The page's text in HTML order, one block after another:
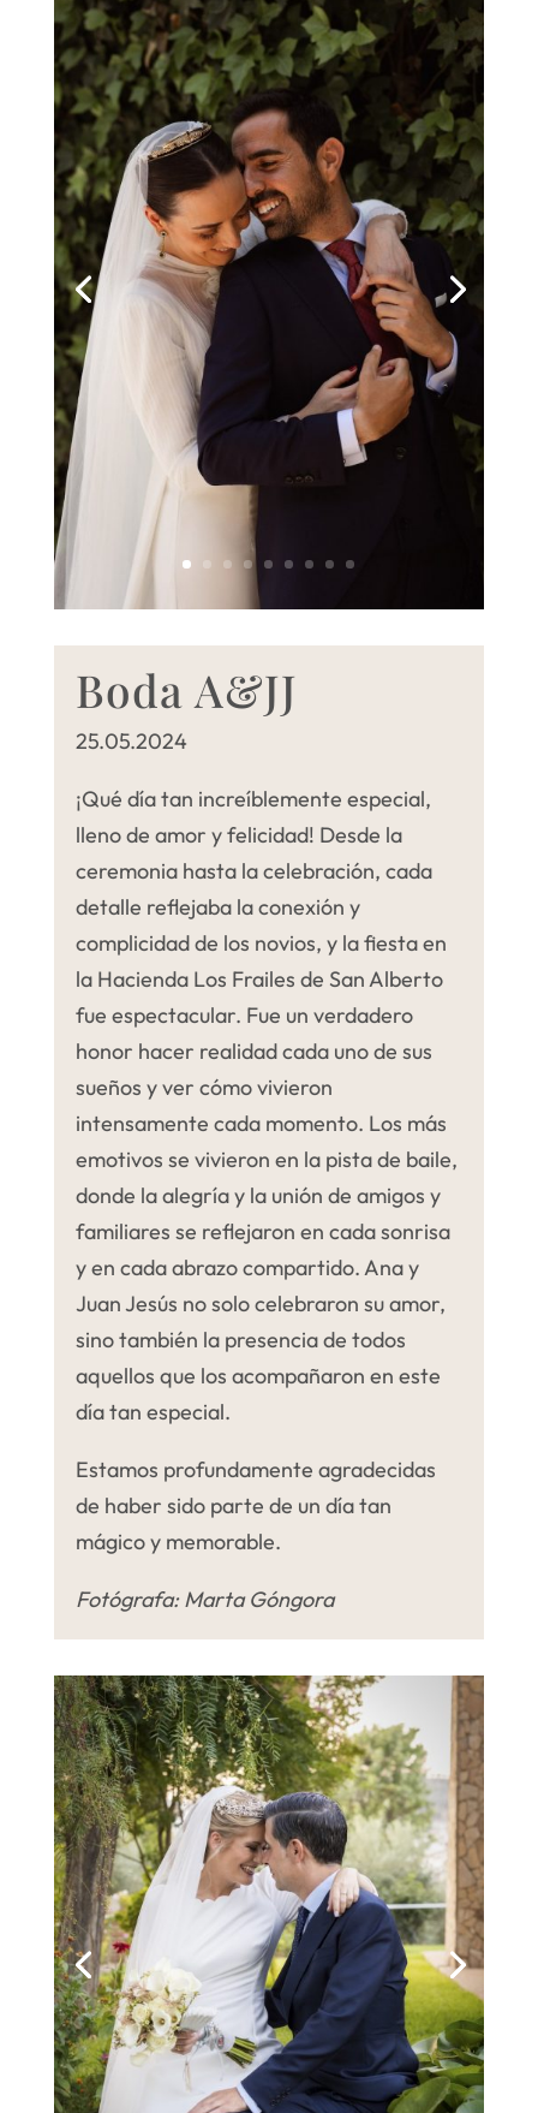
Boda A&JJ
25.05.2024
¡Qué día tan increíblemente especial,
lleno de amor y felicidad! Desde la
ceremonia hasta la celebración, cada
detalle reflejaba la conexión y
complicidad de los novios, y la fiesta en
la Hacienda Los Frailes de San Alberto
fue espectacular. Fue un verdadero
honor hacer realidad cada uno de sus
sueños y ver cómo vivieron
intensamente cada momento. Los más
emotivos se vivieron en la pista de baile,
donde la alegría y la unión de amigos y
familiares se reflejaron en cada sonrisa
y en cada abrazo compartido. Ana y
Juan Jesús no solo celebraron su amor,
sino también la presencia de todos
aquellos que los acompañaron en este
día tan especial.
Estamos profundamente agradecidas
de haber sido parte de un día tan
mágico y memorable.
Fotógrafa: Marta Góngora